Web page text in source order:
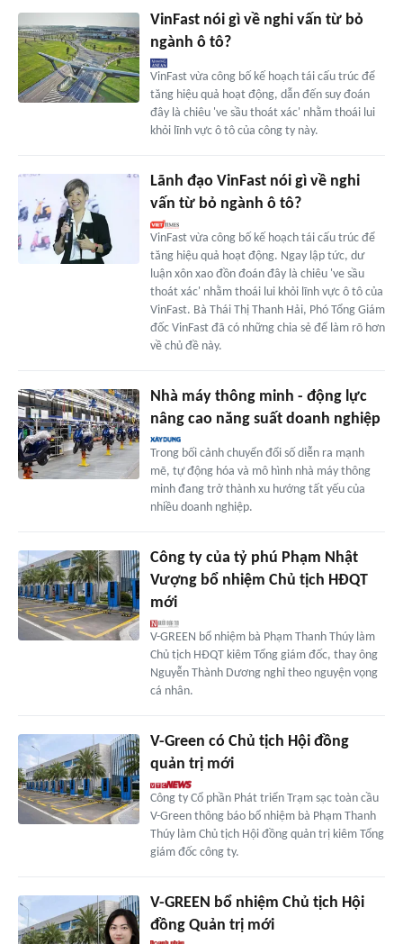
VinFast nói gì về nghi vấn từ bỏ
ngành ô tô?
VinFast vừa công bố kế hoạch tái cấu trúc để
tăng hiệu quả hoạt động, dẫn đến suy đoán
đây là chiêu 've sầu thoát xác' nhằm thoái lui
khỏi lĩnh vực ô tô của công ty này.
Lãnh đạo VinFast nói gì về nghi
vấn từ bỏ ngành ô tô?
VinFast vừa công bố kế hoạch tái cấu trúc để
tăng hiệu quả hoạt động. Ngay lập tức, dư
luận xôn xao đồn đoán đây là chiêu 've sầu
thoát xác' nhằm thoái lui khỏi lĩnh vực ô tô của
VinFast. Bà Thái Thị Thanh Hải, Phó Tổng Giám
đốc VinFast đã có những chia sẻ để làm rõ hơn
về chủ đề này.
Nhà máy thông minh - động lực
nâng cao năng suất doanh nghiệp
Trong bối cảnh chuyển đổi số diễn ra mạnh
mẽ, tự động hóa và mô hình nhà máy thông
minh đang trở thành xu hướng tất yếu của
nhiều doanh nghiệp.
Công ty của tỷ phú Phạm Nhật
Vượng bổ nhiệm Chủ tịch HĐQT
mới
V-GREEN bổ nhiệm bà Phạm Thanh Thúy làm
Chủ tịch HĐQT kiêm Tổng giám đốc, thay ông
Nguyễn Thành Dương nghỉ theo nguyện vọng
cá nhân.
V-Green có Chủ tịch Hội đồng
quản trị mới
Công ty Cổ phần Phát triển Trạm sạc toàn cầu
V-Green thông báo bổ nhiệm bà Phạm Thanh
Thúy làm Chủ tịch Hội đồng quản trị kiêm Tổng
giám đốc công ty.
V-GREEN bổ nhiệm Chủ tịch Hội
đồng Quản trị mới